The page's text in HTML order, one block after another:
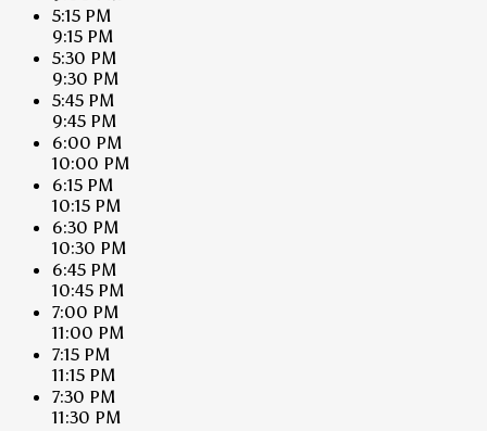
5:15 PM
9:15 PM
5:30 PM
9:30 PM
5:45 PM
9:45 PM
6:00 PM
10:00 PM
6:15 PM
10:15 PM
6:30 PM
10:30 PM
6:45 PM
10:45 PM
7:00 PM
11:00 PM
7:15 PM
11:15 PM
7:30 PM
11:30 PM